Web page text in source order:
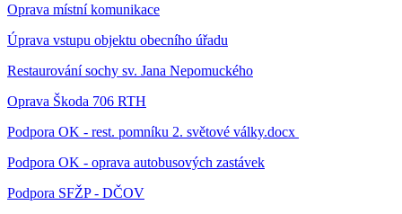
Oprava místní komunikace
Úprava vstupu objektu obecního úřadu
Restaurování sochy sv. Jana Nepomuckého
Oprava Škoda 706 RTH
Podpora OK - rest. pomníku 2. světové války.docx
Podpora OK - oprava autobusových zastávek
Podpora SFŽP - DČOV